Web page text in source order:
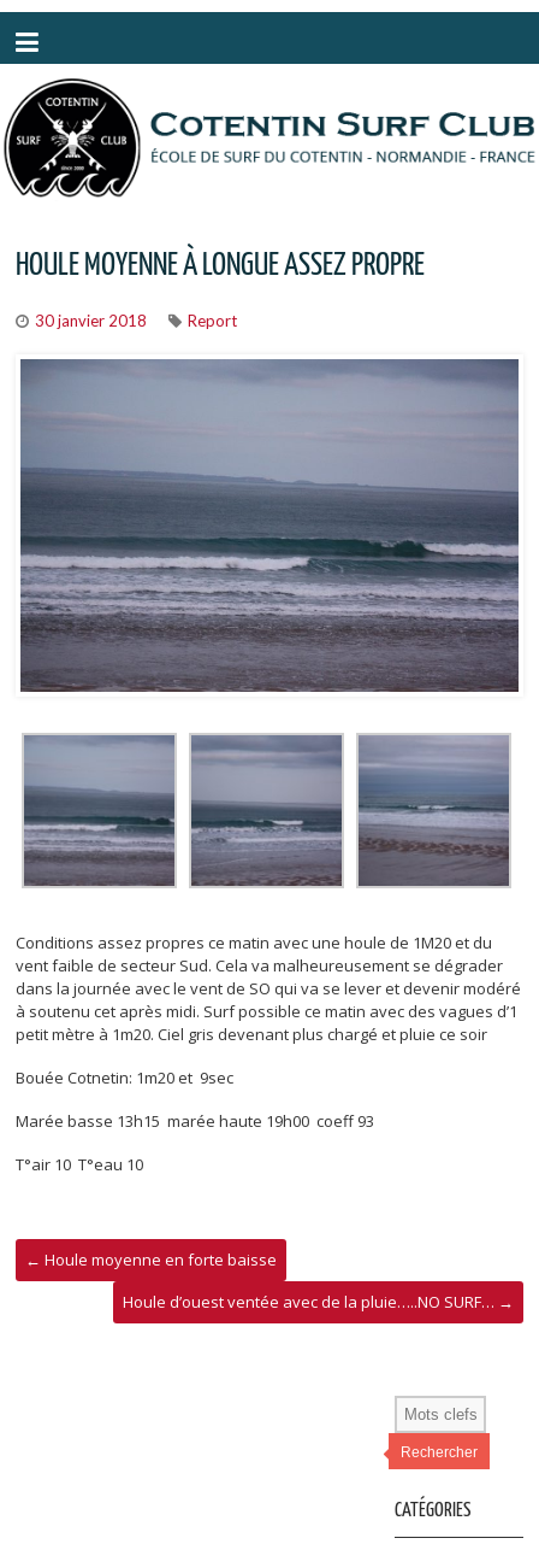
HOULE MOYENNE À LONGUE ASSEZ PROPRE
30 janvier 2018 Report
Conditions assez propres ce matin avec une houle de 1M20 et du
vent faible de secteur Sud. Cela va malheureusement se dégrader
dans la journée avec le vent de SO qui va se lever et devenir modéré
à soutenu cet après midi. Surf possible ce matin avec des vagues d’1
petit mètre à 1m20. Ciel gris devenant plus chargé et pluie ce soir
Bouée Cotnetin: 1m20 et 9sec
Marée basse 13h15 marée haute 19h00 coeff 93
T°air 10 T°eau 10
← Houle moyenne en forte baisse
Houle d’ouest ventée avec de la pluie…..NO SURF… →
Rechercher
CATÉGORIES
Panneau de gestion des cookies